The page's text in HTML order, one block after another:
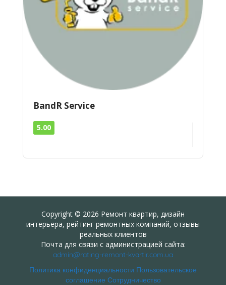
BandR Service
5.00
Copyright © 2026 Ремонт квартир, дизайн
интерьера, рейтинг ремонтных компаний, отзывы
реальных клиентов
Почта для связи с администрацией сайта:
admin@rating-remont-kvartir.com.ua
Политика конфиденциальности Пользовательское
соглашение Сотрудничество